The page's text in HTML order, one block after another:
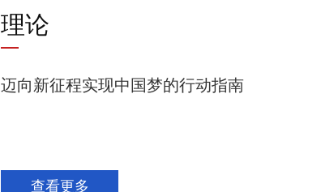
理论
迈向新征程实现中国梦的行动指南
查看更多